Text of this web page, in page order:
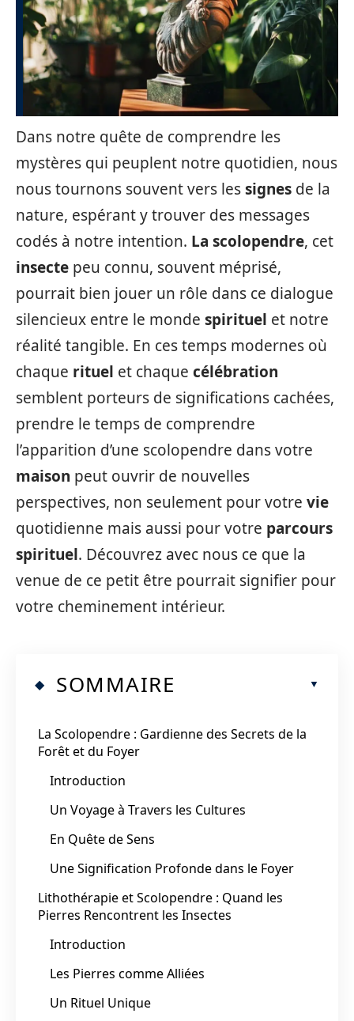
Dans notre quête de comprendre les
mystères qui peuplent notre quotidien, nous
nous tournons souvent vers lessignes de la
nature, espérant y trouver des messages
codés à notre intention. La scolopendre, cet
insecte peu connu, souvent méprisé,
pourrait bien jouer un rôle dans ce dialogue
silencieux entre le monde spirituel et notre
réalité tangible. En ces temps modernes où
chaque rituel et chaque célébration
semblent porteurs de significations cachées,
prendre le temps de comprendre
l’apparition d’une scolopendre dans votre
maison peut ouvrir de nouvelles
perspectives, non seulement pour votre vie
quotidienne mais aussi pour votre parcours
spirituel. Découvrez avec nous ce que la
venue de ce petit être pourrait signifier pour
votre cheminement intérieur.
SOMMAIRE
La Scolopendre : Gardienne des Secrets de la
Forêt et du Foyer
Introduction
Un Voyage à Travers les Cultures
En Quête de Sens
Une Signification Profonde dans le Foyer
Lithothérapie et Scolopendre : Quand les
Pierres Rencontrent les Insectes
Introduction
Les Pierres comme Alliées
Un Rituel Unique